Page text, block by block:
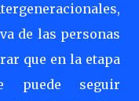
de las personas
que en la etapa
puede seguir